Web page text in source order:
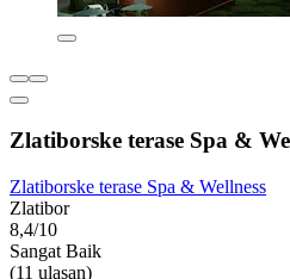
Zlatiborske terase Spa &
Zlatiborske terase Spa & Wellness
Zlatibor
8,4/10
Sangat Baik
(11 ulasan)